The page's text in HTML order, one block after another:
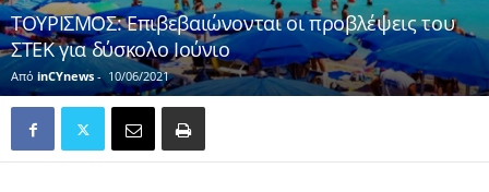
ΤΟΥΡΙΣΜΟΣ: Eπιβεβαιώνονται οι προβλέψεις του
ΣΤΕΚ για δύσκολο Ιούνιο
Από inCYnews - 10/06/2021